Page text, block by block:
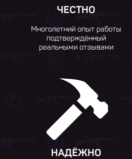
ЧЕСТНО
Многолетний опыт работы
подтверждённый
реальными отзывами
НАДЁЖНО